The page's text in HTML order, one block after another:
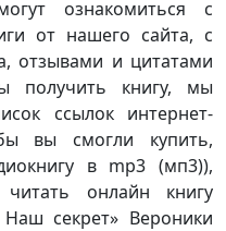
ознакомиться с
от нашего сайта, с
отзывами и цитатами
получить книгу, мы
ссылок интернет-
вы смогли купить,
в mp3 (мп3)),
онлайн книгу
секрет» Вероники